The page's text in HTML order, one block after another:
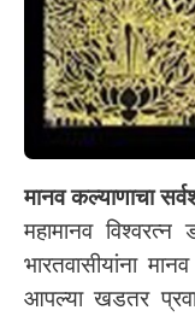
मानव कल्याणाचा
महामानव
भारतवासीयांना
आपल्या खडतर